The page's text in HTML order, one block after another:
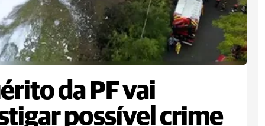
da PF vai
possível crime